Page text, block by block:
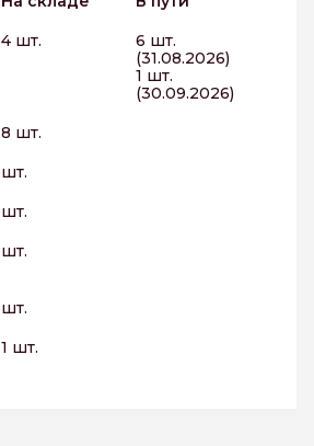
4 шт.
6 шт.
(31.08.2026)
1 шт.
(30.09.2026)
8 шт.
шт.
шт.
шт.
шт.
1 шт.